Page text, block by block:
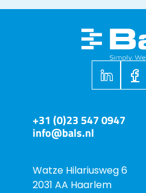
+31 (0)23 547 0947
info@bals.nl
Watze Hilariusweg 6
2031 AA Haarlem